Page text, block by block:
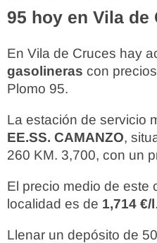
95 hoy en Vila de
En Vila de Cruces hay
gasolineras con
Plomo 95.
La estación de servicio
EE.SS. CAMANZO,
260 KM. 3,700, con un
El precio medio de este
localidad es de 1,714 €/l.
Llenar un depósito de